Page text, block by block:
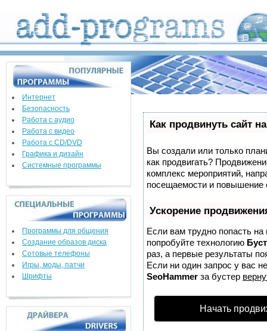
Как продвинуть сайт
Вы создали или только
как продвигать?
комплекс мероприятий,
посещаемости и повышение
Ускорение
Если вам трудно попасть
попробуйте технологию Буст
раз, а первые результаты
Если ни один запрос у вас
SeoHammer за бустер
Начать
Интернет
Безопасность
Работа с аудио
Работа с видео
Работа с CD/DVD
Графика и дизайн
Системные программы
Программы для общения
Создание образов диска
Сотовые телефоны
Игры, моды, патчи
Шрифты